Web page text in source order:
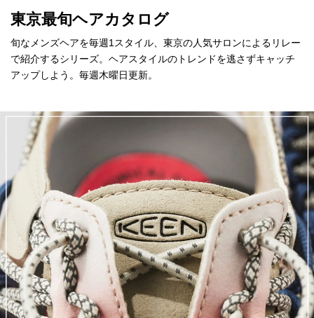
東京最旬ヘアカタログ
旬なメンズヘアを毎週1スタイル、東京の人気サロンによるリレー
で紹介するシリーズ。ヘアスタイルのトレンドを逃さずキャッチ
アップしよう。毎週木曜日更新。